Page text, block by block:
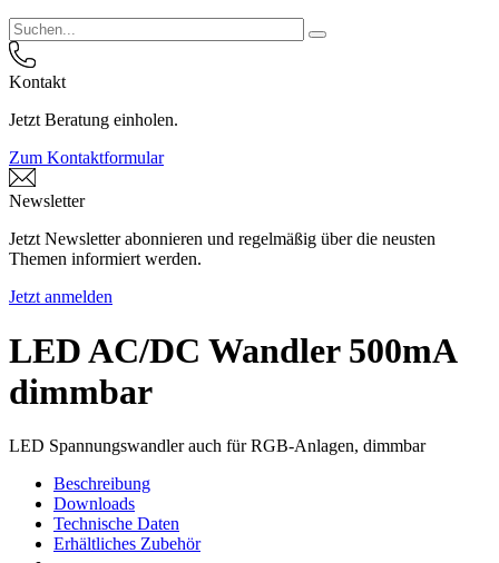
Kontakt
Jetzt Beratung einholen.
Zum Kontaktformular
Newsletter
Jetzt Newsletter abonnieren und regelmäßig über die neusten
Themen informiert werden.
Jetzt anmelden
LED AC/DC Wandler 500mA
dimmbar
LED Spannungswandler auch für RGB-Anlagen, dimmbar
Beschreibung
Downloads
Technische Daten
Erhältliches Zubehör